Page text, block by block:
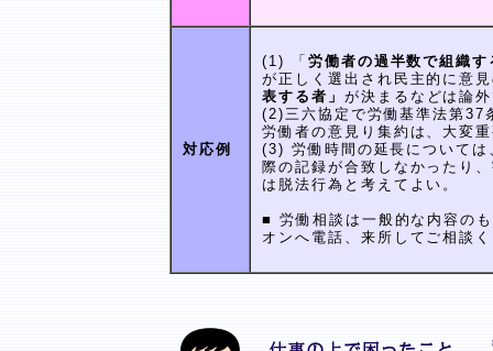
対応例
(1) 「 労働者の過半数で組織
が正しく選出され民主的に意
表する者」 が決まるなどは論
(2)三六協定で労働基準法第37
労働者の意見り集約は、大変
(3) 労働時間の延長について
際の記録が合致しなかったり
は脱法行為と考えてよい。
■ 労働相談は一般的な内容の
オンへ電話、来所してご相談